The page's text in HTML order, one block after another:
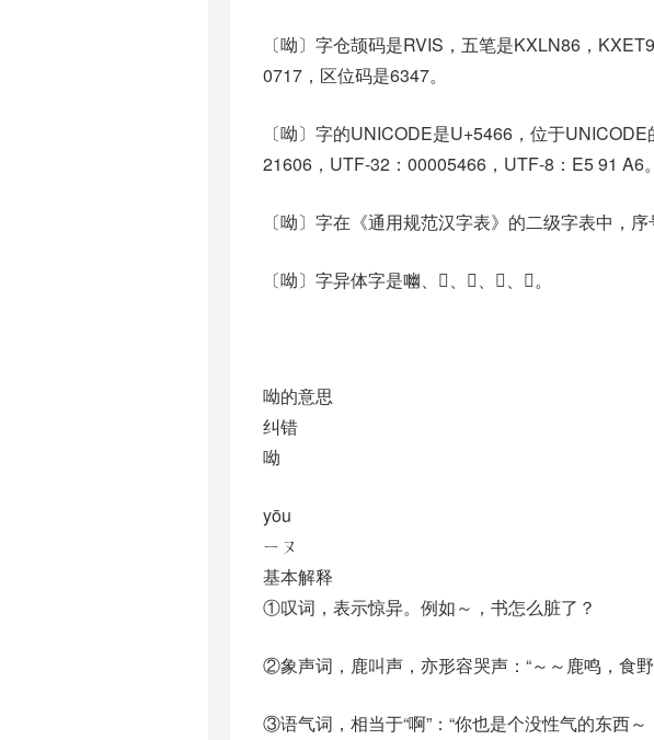
〔呦〕字仓颉码是RVIS，五笔是KXLN86，
0717，区位码是6347。
〔呦〕字的UNICODE是U+5466，位于
21606，UTF-32：00005466，UTF-8：E5 91 A6。
〔呦〕字在《通用规范汉字表》的二级字表中，序
〔呦〕字异体字是㗀、𠲭、𠸰、𣢄、𣢜。
呦的意思
纠错
呦
yōu
ㄧㄡ
基本解释
①叹词，表示惊异。例如～，书怎么脏了？
②象声词，鹿叫声，亦形容哭声：“～～鹿鸣，食野
③语气词，相当于“啊”：“你也是个没性气的东西～